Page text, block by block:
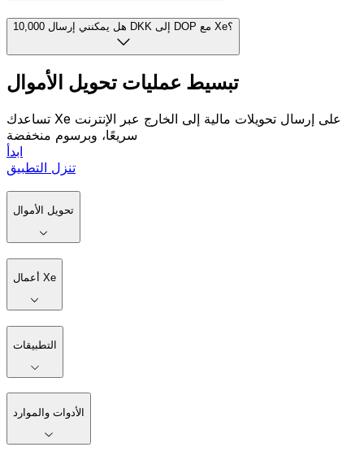
هل يمكنني إرسال 10,000 DKK إلى DOP مع Xe؟
تبسيط عمليات تحويل الأموال
تساعدك Xe على إرسال تحويلات مالية إلى الخارج عبر الإنترنت
سريعًا، وبرسوم منخفضة
ابدأ
تنزل التطبيق
تحويل الأموال
أعمال Xe
التطبيقات
الأدوات والموارد